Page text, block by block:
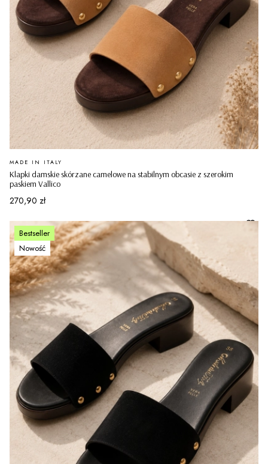
Klapki damskie skórzane camelowe na stabilnym obcasie z szerokim
paskiem Vallico
PRODUCENT
MADE IN ITALY
Cena
270,90 zł
Bestseller
Nowość